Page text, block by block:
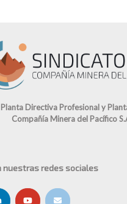
Directiva Profesional y
Compañía Minera del Pacífico
nuestras redes sociales